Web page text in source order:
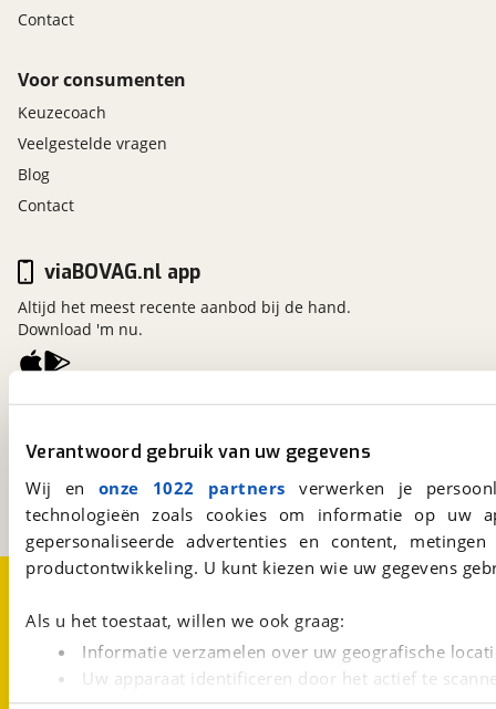
Verantwoord gebruik van uw gegevens
Wij en onze 1022 partners verwerken je
technologieën zoals cookies om informatie op
gepersonaliseerde advertenties en content,
productontwikkeling. U kunt kiezen wie uw gegevens
Als u het toestaat, willen we ook graag:
Informatie verzamelen over uw geografische
Uw apparaat identificeren door het actief te
Contact
Voor consumenten
Keuzecoach
Veelgestelde vragen
Blog
Contact
Kosterijland15
3981 AJ Bunnik
Een initiatief van
BOVAG
viaBOVAG.nl app
Altijd het meest recente aanbod bij de hand.
Download 'm nu.
Over viaBOVAG.nlDisclaimer- en Privacyverklaring